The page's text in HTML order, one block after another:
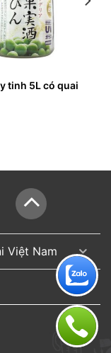
tinh 5L có quai
Việt Nam